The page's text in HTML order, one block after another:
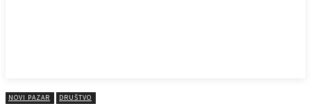
NOVI PAZAR DRUŠTVO